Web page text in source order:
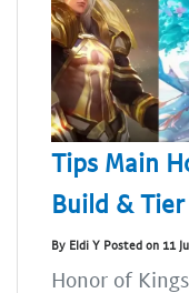
Tips Main
Build &
By Eldi Y Posted on 11
Honor of